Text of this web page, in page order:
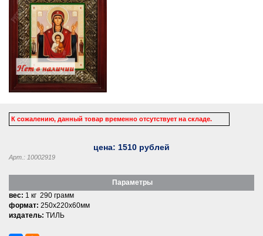
К сожалению, данный товар временно отсутствует на складе.
цена: 1510 рублей
Арт.: 10002919
Параметры
вес: 1 кг 290 грамм
формат: 250x220x60мм
издатель: ТИЛЬ